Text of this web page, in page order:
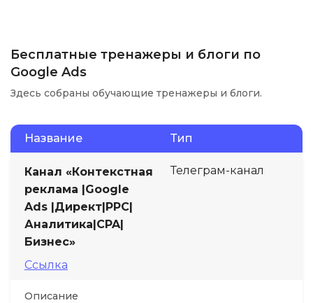
Бесплатные тренажеры и блоги по
Google Ads
Здесь собраны обучающие тренажеры и блоги.
Название Тип
Канал «Контекстная
реклама |Google
Ads |Директ|PPC|
Аналитика|CPA|
Бизнес»
Ссылка
Телеграм-канал
Описание